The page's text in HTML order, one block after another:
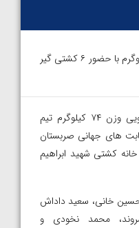
مسابقات درون اردویی وزن ۷۴ کیلوگرم با حضور ۶ کشتی گیر
– مسابقات درون اردویی وزن ۷۴ کیلوگرم تیم
های جهانی صربستان
در محل خانه کشتی شهید ابراهیم
خانی، سعید داداش
محمد نخودی و